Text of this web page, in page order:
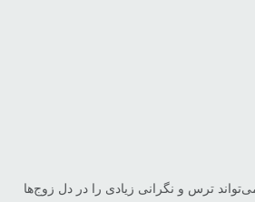
ترس و نگرانی زیادی را در دل زوج‌ها